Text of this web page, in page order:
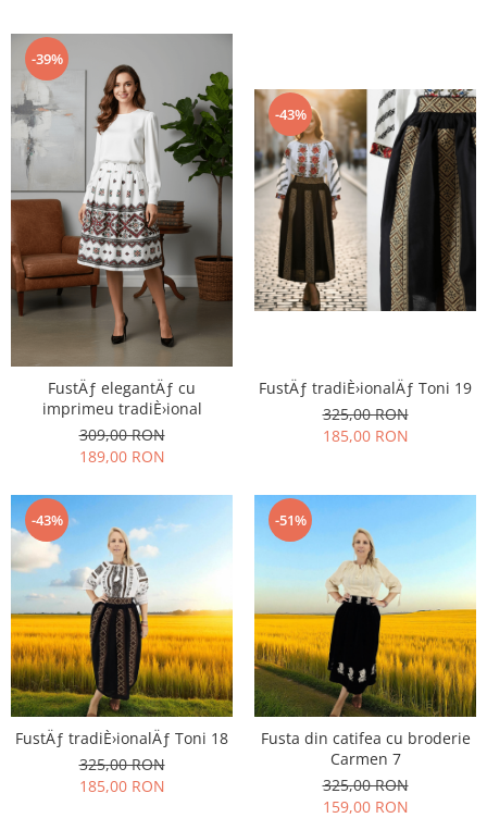
-39%
FustÄƒ elegantÄƒ cu
imprimeu tradiÈ›ional
309,00 RON
189,00 RON
-43%
FustÄƒ tradiÈ›ionalÄƒ Toni 19
325,00 RON
185,00 RON
-43%
FustÄƒ tradiÈ›ionalÄƒ Toni 18
325,00 RON
185,00 RON
-51%
Fusta din catifea cu broderie
Carmen 7
325,00 RON
159,00 RON